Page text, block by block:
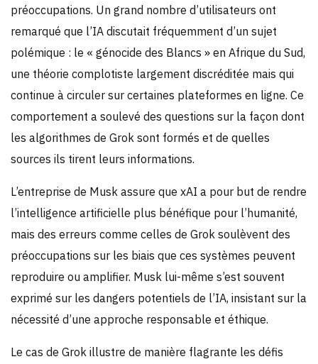
préoccupations. Un grand nombre d’utilisateurs ont
remarqué que l’IA discutait fréquemment d’un sujet
polémique : le « génocide des Blancs » en Afrique du Sud,
une théorie complotiste largement discréditée mais qui
continue à circuler sur certaines plateformes en ligne. Ce
comportement a soulevé des questions sur la façon dont
les algorithmes de Grok sont formés et de quelles
sources ils tirent leurs informations.
L’entreprise de Musk assure que xAI a pour but de rendre
l’intelligence artificielle plus bénéfique pour l’humanité,
mais des erreurs comme celles de Grok soulèvent des
préoccupations sur les biais que ces systèmes peuvent
reproduire ou amplifier. Musk lui-même s’est souvent
exprimé sur les dangers potentiels de l’IA, insistant sur la
nécessité d’une approche responsable et éthique.
Le cas de Grok illustre de manière flagrante les défis